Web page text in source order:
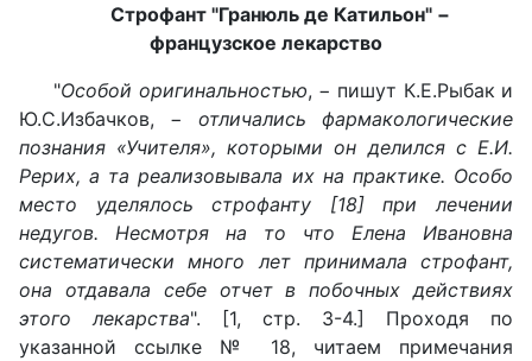
Строфант "Гранюль де Катильон" −
французское лекарство
"Особой оригинальностью, − пишут К.Е.Рыбак и
Ю.С.Избачков, − отличались фармакологические
познания «Учителя», которыми он делился с Е.И.
Рерих, а та реализовывала их на практике. Особо
место уделялось строфанту [18] при лечении
недугов. Несмотря на то что Елена Ивановна
систематически много лет принимала строфант,
она отдавала себе отчет в побочных действиях
этого лекарства". [1, стр. 3-4.] Проходя по
указанной ссылке № 18, читаем примечания